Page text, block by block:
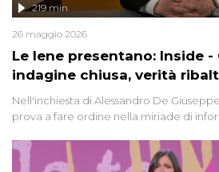
Le Iene presentano: Inside -
indagine chiusa, verità
219 min
26 maggio 2026
Nell'inchiesta di Alessandro De
prova a fare ordine nella miriade di
giudiziarie più discusse degli ultimi anni.
vicenda mettendo in fila testimonianze,